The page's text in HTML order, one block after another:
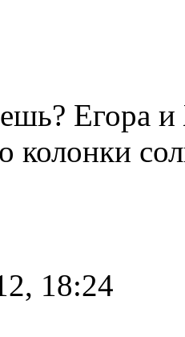
Егора
колонки
18:24